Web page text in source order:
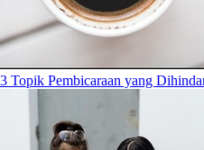
3 Topik Pembicaraan yang